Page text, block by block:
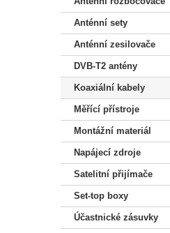
Anténní sety
Anténní zesilovače
DVB-T2 antény
Koaxiální kabely
Měřící přístroje
Montážní materiál
Napájecí zdroje
Satelitní přijímače
Set-top boxy
Účastnické zásuvky